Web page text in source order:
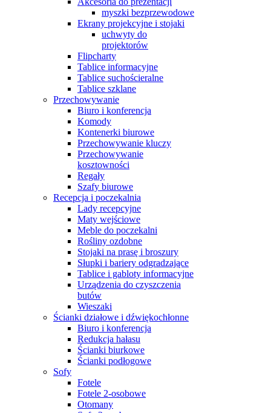
myszki bezprzewodowe
Ekrany projekcyjne i stojaki
uchwyty do
projektorów
Flipcharty
Tablice informacyjne
Tablice suchościeralne
Tablice szklane
Przechowywanie
Biuro i konferencja
Komody
Kontenerki biurowe
Przechowywanie kluczy
Przechowywanie
kosztowności
Regały
Szafy biurowe
Recepcja i poczekalnia
Lady recepcyjne
Maty wejściowe
Meble do poczekalni
Rośliny ozdobne
Stojaki na prasę i broszury
Słupki i bariery odgradzające
Tablice i gabloty informacyjne
Urządzenia do czyszczenia
butów
Wieszaki
Ścianki działowe i dźwiękochłonne
Biuro i konferencja
Redukcja hałasu
Ścianki biurkowe
Ścianki podłogowe
Sofy
Fotele
Fotele 2-osobowe
Otomany